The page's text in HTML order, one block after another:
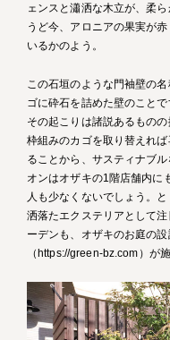
ェンスと瀟洒な木立が、柔
うど今、アロニアの果実が
いるかのよう。
この石垣のような門袖壁の
ゴに砕石を詰めた壁のことで
その起こりは諸説あるもの
枠組みのカゴを取り替えれ
ることから、サスティナブ
オンはオザキの1階店舗内に
人も少なくないでしょう。
洒落たエクステリアとして
ーデンも、オザキのお庭の
（https://green-bz.com）が